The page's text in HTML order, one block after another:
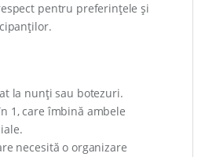
pentru preferințele și
la nunți sau botezuri.
1, care îmbină ambele
necesită o organizare